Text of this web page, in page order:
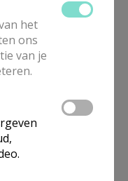
het
ons
van je